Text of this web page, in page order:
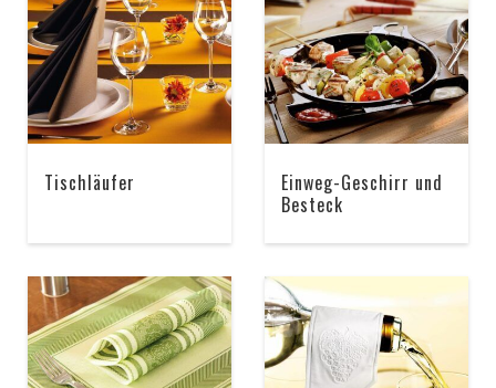
Tischläufer
Einweg-Geschirr und
Besteck